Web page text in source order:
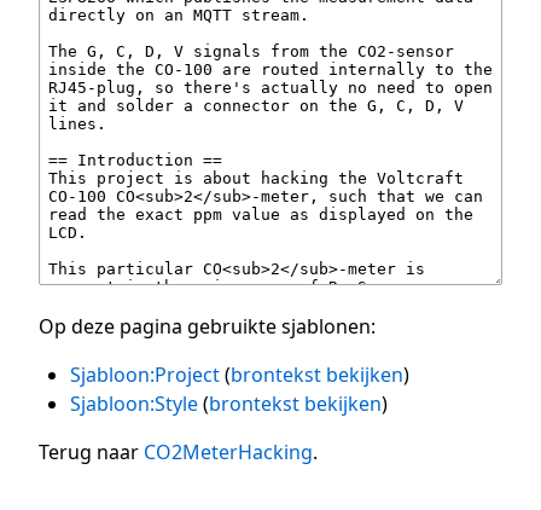
Op deze pagina gebruikte sjablonen:
Sjabloon:Project(brontekst bekijken)
Sjabloon:Style(brontekst bekijken)
Terug naar CO2MeterHacking.